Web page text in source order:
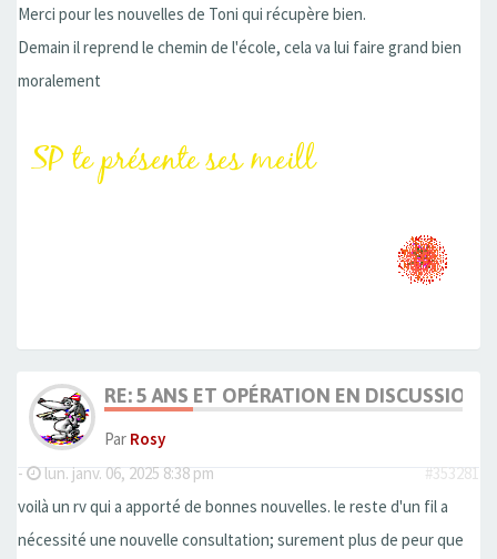
Merci pour les nouvelles de Toni qui récupère bien.
Demain il reprend le chemin de l'école, cela va lui faire grand bien
moralement
RE: 5 ANS ET OPÉRATION EN DISCUSSION
Par Rosy
-
lun. janv. 06, 2025 8:38 pm
#353281
voilà un rv qui a apporté de bonnes nouvelles. le reste d'un fil a
nécessité une nouvelle consultation; surement plus de peur que